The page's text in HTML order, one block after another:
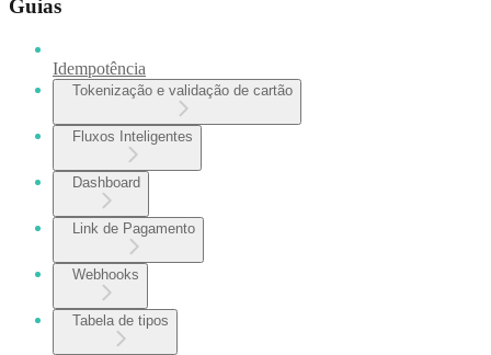
Guias
Idempotência
Tokenização e validação de cartão
Fluxos Inteligentes
Dashboard
Link de Pagamento
Webhooks
Tabela de tipos